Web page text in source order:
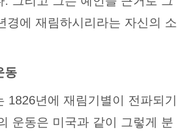
경에 재림하시리라는 자신의 소
동
1826년에 재림기별이 전파되기
운동은 미국과 같이 그렇게 분